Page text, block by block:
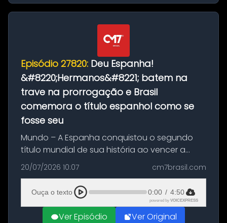
Episódio 27820: Deu Espanha!
&#8220;Hermanos&#8221; batem na
trave na prorrogação e Brasil
comemora o título espanhol como se
fosse seu
Mundo – A Espanha conquistou o segundo
título mundial de sua história ao vencer a
Argentina por 1 a 0, neste domingo (19), na
decisão da Copa do Mundo de 2026. Depois
de um duelo sem gols durante o te...
20/07/2026 10:07 cm7brasil.com
Ouça o texto 0:00 / 4:50
powered by VOICEXPRESS
Ver Episódio Ver Original